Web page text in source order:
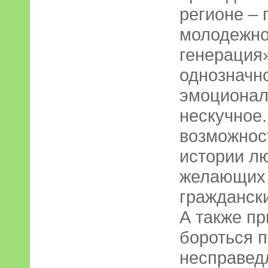
регионе –
истории
желающих
А также
бороться